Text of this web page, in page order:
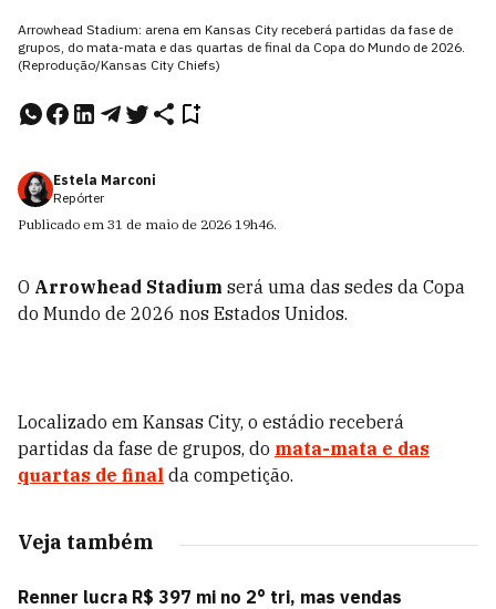
Arrowhead Stadium: arena em Kansas City receberá partidas da fase de
grupos, do mata-mata e das quartas de final da Copa do Mundo de 2026.
(Reprodução/Kansas City Chiefs)
Estela Marconi
Repórter
Publicado em 31 de maio de 2026 19h46.
O Arrowhead Stadium será uma das sedes da Copa
do Mundo de 2026 nos Estados Unidos.
Localizado em Kansas City, o estádio receberá
partidas da fase de grupos, do mata-mata e das
quartas de final da competição.
Veja também
Renner lucra R$ 397 mi no 2° tri, mas vendas